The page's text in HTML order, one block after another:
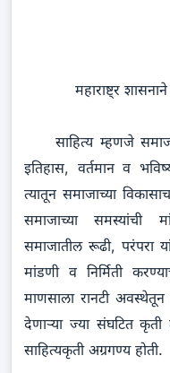
महाराष्ट्र
साहित्य म्हणजे
इतिहास, वर्तमान व
त्यातून समाजाच्या
समाजाच्या समस्यांची
समाजातील रूढी, परंपरा
मांडणी व निर्मिती
माणसाला रानटी
देणाऱ्या ज्या संघटित कृती
साहित्यकृती अग्रगण्य होती.